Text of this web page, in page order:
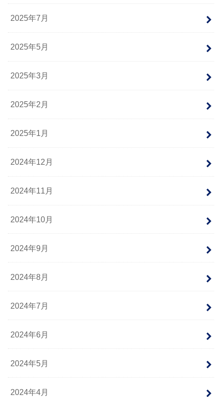
2025年7月
2025年5月
2025年3月
2025年2月
2025年1月
2024年12月
2024年11月
2024年10月
2024年9月
2024年8月
2024年7月
2024年6月
2024年5月
2024年4月